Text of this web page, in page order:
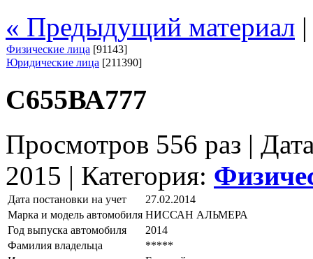
« Предыдущий материал
Физические лица [91143]
Юридические лица [211390]
С655ВА777
Просмотров 556 раз |
2015 | Категория:
Дата постановки на учет
27.02.2014
Марка и модель автомобиля НИССАН АЛЬМЕРА
Год выпуска автомобиля
2014
Фамилия владельца
*****